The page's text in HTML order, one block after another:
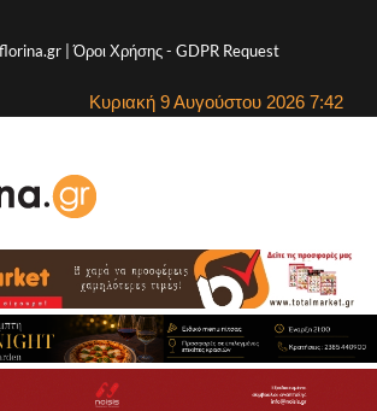
|Όροι Χρήσης- GDPR Request
Κυριακή 9 Αυγούστου 2026 7:42